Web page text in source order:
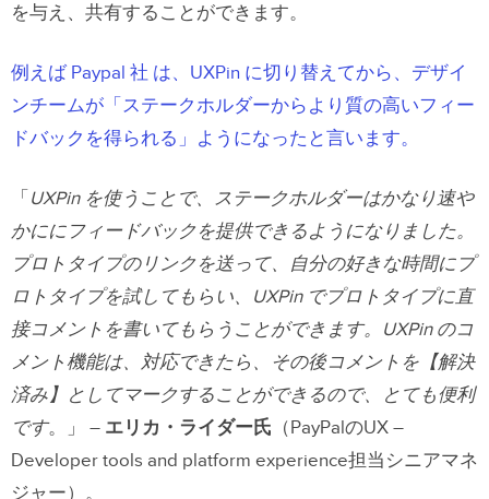
を与え、共有することができます。
例えば Paypal 社 は、UXPin に切り替えてから、デザイ
ンチームが「ステークホルダーからより質の高いフィー
ドバックを得られる」ようになったと言います。
「 UXPin を使うことで、ステークホルダーはかなり速や
かににフィードバックを提供できるようになりました。
プロトタイプのリンクを送って、自分の好きな時間にプ
ロトタイプを試してもらい、UXPin でプロトタイプに直
接コメントを書いてもらうことができます。UXPin のコ
メント機能は、対応できたら、その後コメントを【解決
済み】としてマークすることができるので、とても便利
です。」 – エリカ・ライダー氏 （PayPalのUX –
Developer tools and platform experience担当シニアマネ
ジャー）。